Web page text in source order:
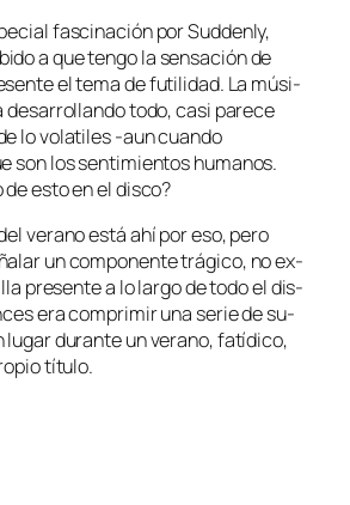
fas­ci­na­ción por Suddenly,
a que ten­go la sen­sa­ción de
el te­ma de fu­ti­li­dad. La mú­si­
de­sa­rro­llan­do to­do, ca­si pa­re­ce
lo vo­la­ti­les ‑aun cuan­do
son los sen­ti­mien­tos hu­ma­nos.
es­to en el disco?
ve­rano es­tá ahí por eso, pe­ro
un com­po­nen­te trá­gi­co, no ex­
pre­sen­te a lo lar­go de to­do el dis­
era com­pri­mir una se­rie de su­
lu­gar du­ran­te un ve­rano, fa­tí­di­co,
título.